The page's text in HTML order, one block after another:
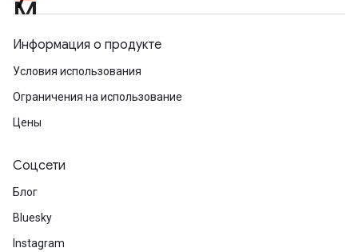
Информация о продукте
Условия использования
Ограничения на использование
Цены
Соцсети
Блог
Bluesky
Instagram